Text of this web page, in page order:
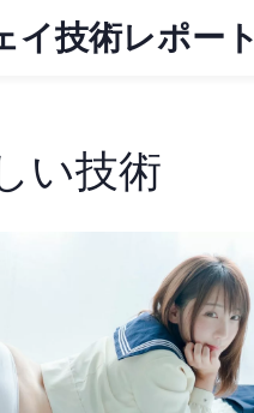
イ技術レポート
い技術